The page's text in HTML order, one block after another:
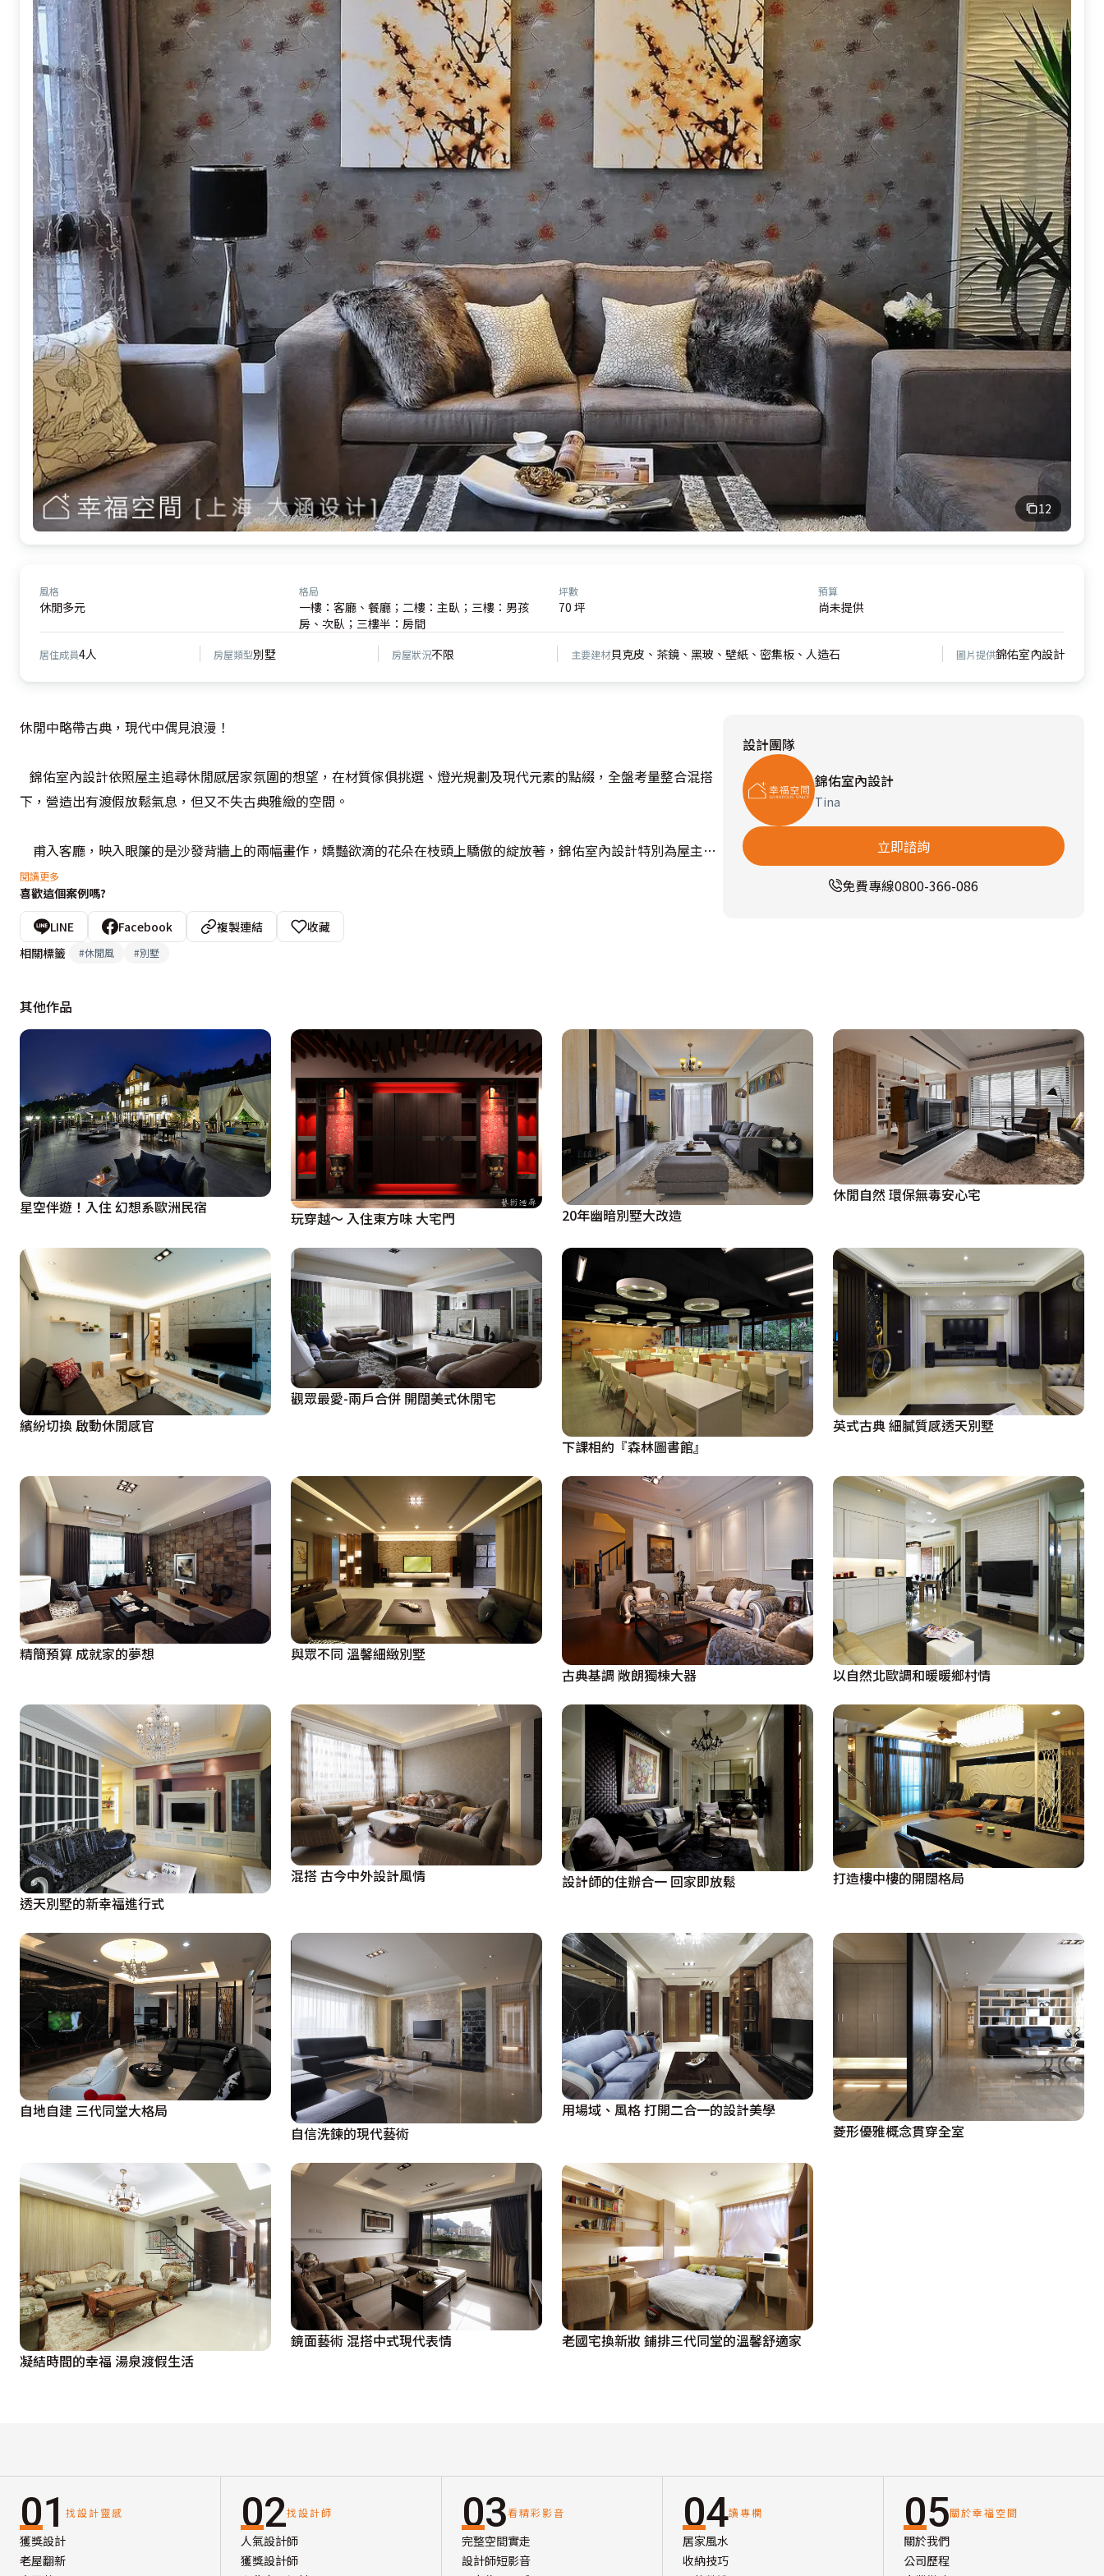
12
風格
休閒多元
格局
一樓：客廳、餐廳；二樓：主臥；三樓：男孩
房、次臥；三樓半：房間
坪數
70 坪
預算
尚未提供
居住成員4人 房屋類型別墅 房屋狀況不限 主要建材貝克皮、茶鏡、黑玻、壁紙、密集板、人造石 圖片提供錦佑室內設計
休閒中略帶古典，現代中偶見浪漫！
   錦佑室內設計依照屋主追尋休閒感居家氛圍的想望，在材質傢俱挑選、燈光規劃及現代元素的點綴，全盤考量整合混搭
下，營造出有渡假放鬆氣息，但又不失古典雅緻的空間。
    甫入客廳，映入眼簾的是沙發背牆上的兩幅畫作，嬌豔欲滴的花朵在枝頭上驕傲的綻放著，錦佑室內設計特別為屋主挑
選的，更加烘托沙發主牆圖騰壁紙的與眾不同。樓梯下方的空間以綠色植栽妝點，突顯休閒放鬆的居家感受。
    不同於客廳的花卉圖騰，餐廳採用大量的橡木集層材鋪述出休閒沈穩感，華麗的吊燈與客廳相互呼應，收納櫃內襯的灰
鏡和下方的黑玻，隱約帶出現代俐落的個性美。以密集板拼貼及白色噴漆的手法做出仿文化石的質感，在實木的櫃體襯托
造石鋪陳，斜角度的造型，創造出不按牌理出牌，灑脫、隨興的暢快；雕花縷空的屏風區隔吧台與客廳場域，品嚐名酒、
    承襲休閒中帶有新古典浪漫因子的風格，私密空間的主臥以紫紅色為主色調，床頭以泡棉繃皮展現新古典的優雅，正符
合屋主的時尚品味。男孩房則以淺灰色基調床頭以花紋壁紙鋪設，兩側對稱的床頭櫃造型隱含古典語彙；書桌和書櫃用木
作勾勒出俐落線條，突顯出速度感，牆面襯黑玻成為視覺焦點。
閱讀更多
喜歡這個案例嗎?
LINE Facebook 複製連結
收藏
相關標籤
#休閒風 #別墅
設計團隊
錦佑室內設計
Tina
立即諮詢
免費專線0800-366-086
其他作品
星空伴遊！入住 幻想系歐洲民宿
玩穿越〜 入住東方味 大宅門 20年幽暗別墅大改造
休閒自然 環保無毒安心宅
繽紛切換 啟動休閒感官
觀眾最愛-兩戶合併 開闊美式休閒宅
下課相約『森林圖書館』
英式古典 細膩質感透天別墅
精簡預算 成就家的夢想
與眾不同 溫馨細緻別墅
古典基調 敞朗獨棟大器
以自然北歐調和暖暖鄉村情
透天別墅的新幸福進行式
混搭 古今中外設計風情 設計師的住辦合一 回家即放鬆 打造樓中樓的開闊格局
自地自建 三代同堂大格局
自信洗鍊的現代藝術
用場域、風格 打開二合一的設計美學
菱形優雅概念貫穿全室
凝結時間的幸福 湯泉渡假生活
鏡面藝術 混搭中式現代表情 老國宅換新妝 鋪排三代同堂的溫馨舒適家
01 找設計靈感
獲獎設計
老屋翻新
02找設計師
人氣設計師
獲獎設計師
03看精彩影音
完整空間實走
設計師短影音
04讀專欄
居家風水
收納技巧
05關於幸福空間
關於我們
公司歷程